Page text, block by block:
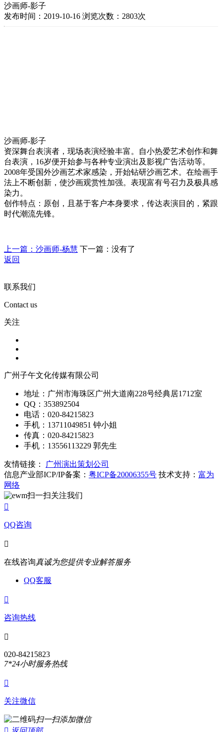
沙画师-影子
发布时间：2019-10-16 浏览次数：2803次
沙画师-影子
资深舞台表演者，现场表演经验丰富。自小热爱艺术创作和舞
台表演，16岁便开始参与各种专业演出及影视广告活动等。
2008年受国外沙画艺术家感染，开始钻研沙画艺术。在绘画手
法上不断创新，使沙画观赏性加强。表现富有号召力及极具感
染力。
创作特点：原创，且基于客户本身要求，传达表演目的，紧跟
时代潮流先锋。
上一篇：沙画师-杨慧 下一篇：没有了
返回
联系我们
Contact us
关注
广州子午文化传媒有限公司
地址：广州市海珠区广州大道南228号经典居1712室
QQ：353892504
电话：020-84215823
手机：13711049851 钟小姐
传真：020-84215823
手机：13556113229 郭先生
友情链接：
广州演出策划公司
信息产业部ICP/IP备案： 粤ICP备20006355号 技术支持： 富为
网络
扫一扫关注我们

QQ咨询

在线咨询真诚为您提供专业解答服务
QQ客服

咨询热线

020-84215823
7*24小时服务热线

关注微信
扫一扫添加微信